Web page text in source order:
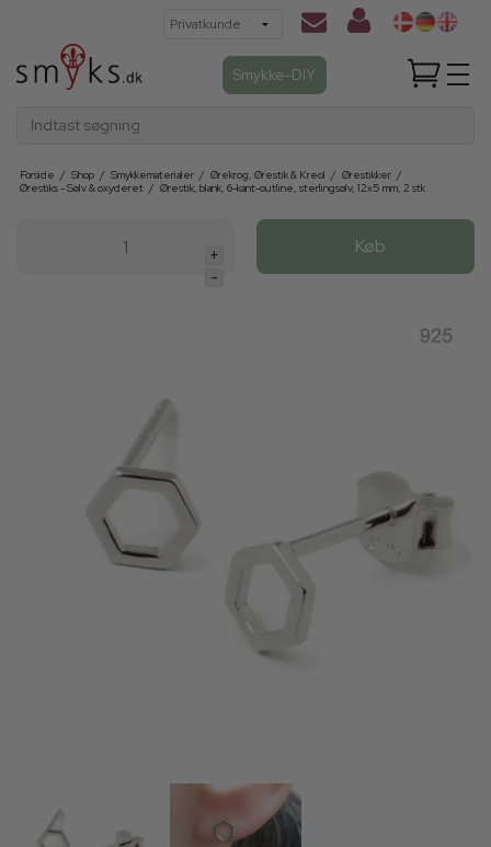
Smykke-DIY
Indtast søgning
Forside / Shop / Smykkematerialer / Ørekrog, Ørestik & Kreol / Ørestikker /
Ørestiks - Sølv & oxyderet / Ørestik, blank, 6-kant-outline, sterlingsølv, 12x5 mm, 2 stk
+
-
Køb